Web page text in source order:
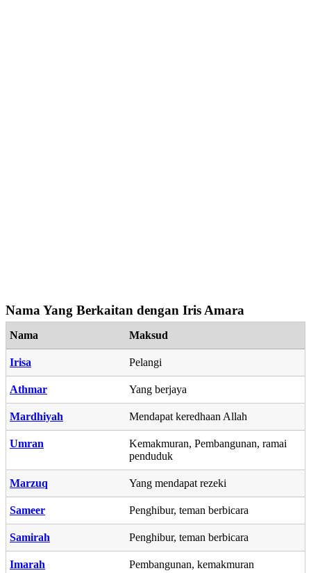
Nama Yang Berkaitan dengan Iris Amara
Nama Maksud
Irisa Pelangi
Athmar Yang berjaya
Mardhiyah Mendapat keredhaan Allah
Umran
Kemakmuran, Pembangunan, ramai
penduduk
Marzuq Yang mendapat rezeki
Sameer Penghibur, teman berbicara
Samirah Penghibur, teman berbicara
Imarah Pembangunan, kemakmuran